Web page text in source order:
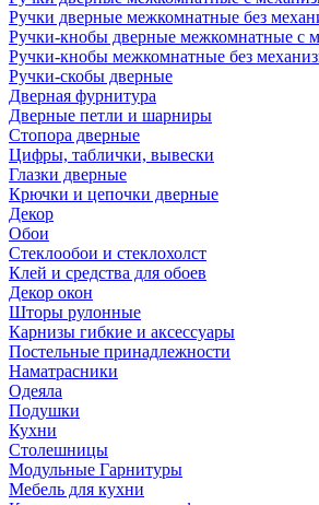
Ручки дверные межкомнатные без
Ручки-кнобы дверные межкомнатные с
Ручки-кнобы межкомнатные без
Ручки-скобы дверные
Дверная фурнитура
Дверные петли и шарниры
Стопора дверные
Цифры, таблички, вывески
Глазки дверные
Крючки и цепочки дверные
Декор
Обои
Стеклообои и стеклохолст
Клей и средства для обоев
Декор окон
Шторы рулонные
Карнизы гибкие и аксессуары
Постельные принадлежности
Наматрасники
Одеяла
Подушки
Кухни
Столешницы
Модульные Гарнитуры
Мебель для кухни